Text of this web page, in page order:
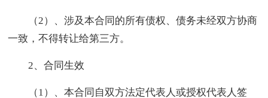
（2）、涉及本合同的所有债权、债务未经双方协商
一致，不得转让给第三方。
2、合同生效
（1）、本合同自双方法定代表人或授权代表人签